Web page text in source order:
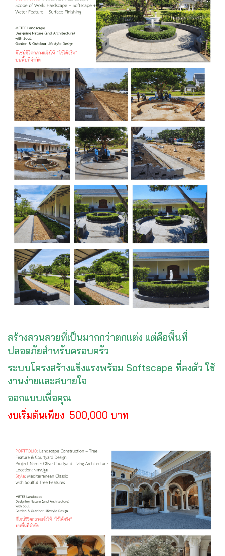
สร้างสวนสวยที่เป็นมากกว่าตกแต่ง แต่คือพื้นที่
ปลอดภัยสำหรับครอบครัว
ระบบโครงสร้างแข็งแรงพร้อม Softscape ที่ลงตัว ใช้
งานง่ายและสบายใจ
ออกแบบเพื่อคุณ
งบเริ่มต้นเพียง 500,000 บาท